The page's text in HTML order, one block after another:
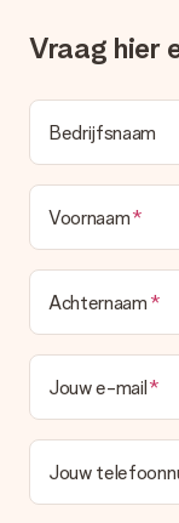
We vinden het erg
klantenservice, zij
passende oplossing.
Wordt de
Er wordt geen
ontvangt deze bij
gerust het cadeau
het echt een
Vraag hier
Bedrijfsnaam
Voornaam
Achternaam
Jouw e-mail
Jouw